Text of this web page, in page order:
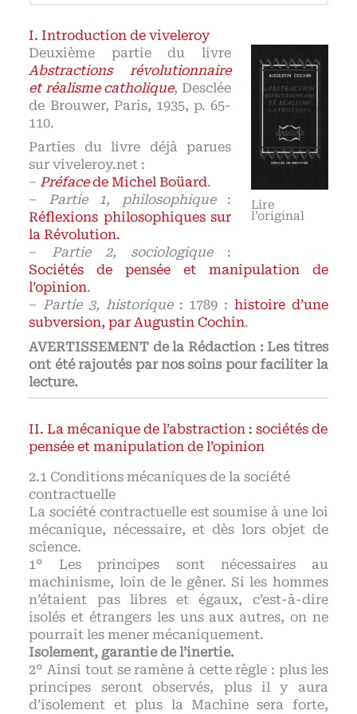
Introduction de viveleroy
Lire
l’original
Deuxième partie du livre
Abstractions révolutionnaire
et réalisme catholique, Desclée
de Brouwer, Paris, 1935, p. 65-
110.
Parties du livre déjà parues
sur viveleroy.net :
– Préfacede Michel Boüard.
– Partie 1, philosophique:
Réflexions philosophiques sur
la Révolution.
– Partie 2, sociologique:
Sociétés de pensée et manipulation de
l’opinion.
– Partie 3, historique: 1789 : histoire d’une
subversion, par Augustin Cochin.
AVERTISSEMENT de la Rédaction : Les titres
ont été rajoutés par nos soins pour faciliter la
lecture.
La mécanique de l’abstraction : sociétés de
pensée et manipulation de l’opinion
Conditions mécaniques de la société
contractuelle
La société contractuelle est soumise à une loi
mécanique, nécessaire, et dès lors objet de
science.
1° Les principes sont nécessaires au
machinisme, loin de le gêner. Si les hommes
n’étaient pas libres et égaux, c’est-à-dire
isolés et étrangers les uns aux autres, on ne
pourrait les mener mécaniquement.
Isolement, garantie de l’inertie.
2° Ainsi tout se ramène à cette règle : plus les
principes seront observés, plus il y aura
d’isolement et plus la Machine sera forte,